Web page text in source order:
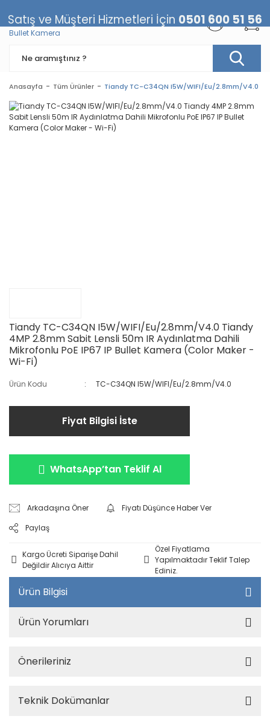
Anasayfa Tüm Ürünler Tiandy TC-C34QN I5W/WIFI/Eu/2.8mm/V4.0
Tiandy TC-C34QN I5W/WIFI/Eu/2.8mm/V4.0 Tiandy
4MP 2.8mm Sabit Lensli 50m IR Aydınlatma Dahili
Mikrofonlu PoE IP67 IP Bullet Kamera (Color Maker -
Wi-Fi)
Ürün Kodu TC-C34QN I5W/WIFI/Eu/2.8mm/V4.0
Fiyat Bilgisi İste
WhatsApp’tan Teklif Al
Arkadaşına Öner
Fiyatı Düşünce Haber Ver
Paylaş
Kargo Ücreti Siparişe Dahil
Değildir Alıcıya Aittir
Özel Fiyatlama
Yapılmaktadır Teklif Talep
Ediniz.
Ürün Bilgisi
Ürün Yorumları
Önerileriniz
Teknik Dokümanlar
Satış ve Müşteri Hizmetleri İçin 0501 600 51 56